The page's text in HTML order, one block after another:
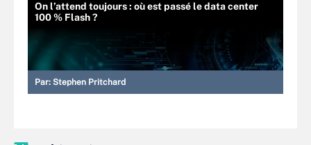
On l’attend toujours : où est passé le data center
100 % Flash ?
Par: Stephen Pritchard